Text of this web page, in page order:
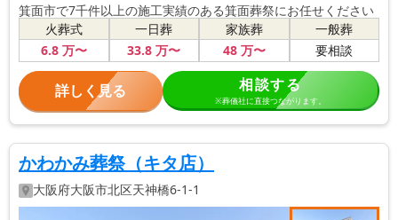
箕面市で7千件以上の施工実績のある箕面葬祭にお任せください
火葬式
6.8万〜
一日葬
33.8 万〜
家族葬
48万〜
一般葬
要相談
詳しく見る 相談する
※葬儀社に直接つながります。
かわかみ葬祭（キタ店）
大阪府大阪市北区天神橋6-1-1